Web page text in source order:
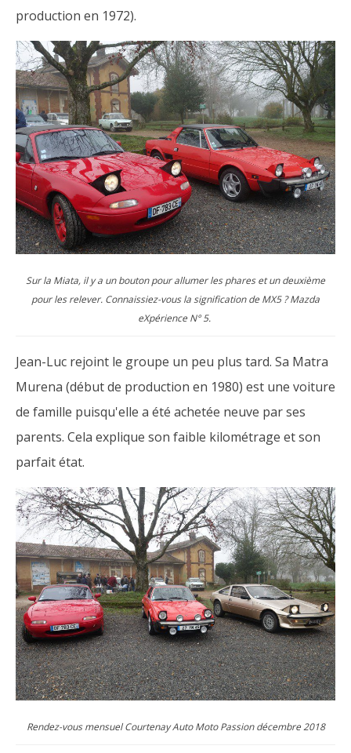
production en 1972).
Sur la Miata, il y a un bouton pour allumer les phares et un deuxième
pour les relever. Connaissiez-vous la signification de MX5 ? Mazda
eXpérience N° 5.
Jean-Luc rejoint le groupe un peu plus tard. Sa Matra
Murena (début de production en 1980) est une voiture
de famille puisqu'elle a été achetée neuve par ses
parents. Cela explique son faible kilométrage et son
parfait état.
Rendez-vous mensuel Courtenay Auto Moto Passion décembre 2018